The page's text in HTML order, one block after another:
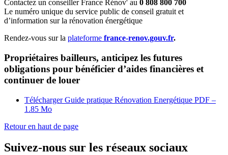
Contactez un conseiller France Rénov' au 0 808 800 700
Le numéro unique du service public de conseil gratuit et
d’information sur la rénovation énergétique
Rendez-vous sur la plateforme france-renov.gouv.fr.
Propriétaires bailleurs, anticipez les futures
obligations pour bénéficier d’aides financières et
continuer de louer
Télécharger Guide pratique Rénovation Energétique PDF –
1.85 Mo
Retour en haut de page
Suivez-nous sur les réseaux sociaux